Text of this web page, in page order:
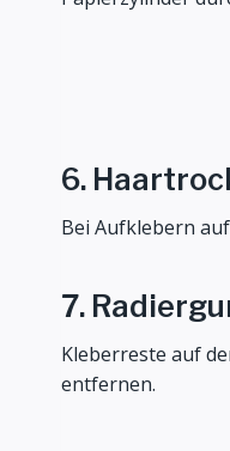
6.
Bei Aufklebern
7.
Kleberreste auf
entfernen.